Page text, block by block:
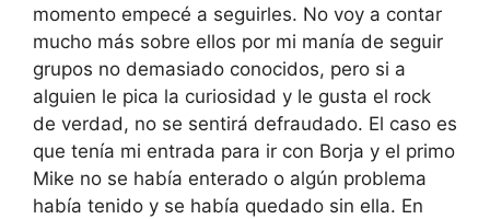
momento empecé a seguirles. No voy a contar
mucho más sobre ellos por mi manía de seguir
grupos no demasiado conocidos, pero si a
alguien le pica la curiosidad y le gusta el rock
de verdad, no se sentirá defraudado. El caso es
que tenía mi entrada para ir con Borja y el primo
Mike no se había enterado o algún problema
había tenido y se había quedado sin ella. En